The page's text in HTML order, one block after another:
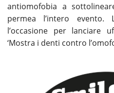
antiomofobia a
permea l’intero
l’occasione per lanciare
‘Mostra i denti contro